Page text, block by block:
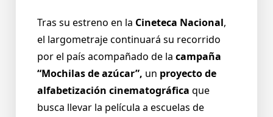
Tras su estreno en la Cineteca Nacional,
el largometraje continuará su recorrido
por el país acompañado de la campaña
“Mochilas de azúcar”, un proyecto de
alfabetización cinematográfica que
busca llevar la película a escuelas de